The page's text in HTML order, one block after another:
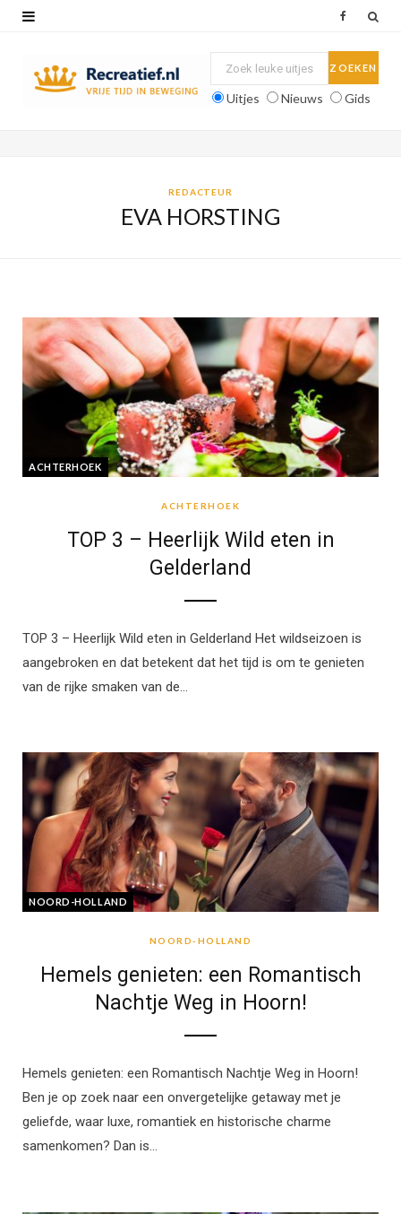
Uitjes Nieuws Gids
REDACTEUR
EVA HORSTING
ACHTERHOEK
ACHTERHOEK
TOP 3 – Heerlijk Wild eten in
Gelderland
TOP 3 – Heerlijk Wild eten in Gelderland Het wildseizoen is
aangebroken en dat betekent dat het tijd is om te genieten
van de rijke smaken van de…
NOORD-HOLLAND
NOORD-HOLLAND
Hemels genieten: een Romantisch
Nachtje Weg in Hoorn!
Hemels genieten: een Romantisch Nachtje Weg in Hoorn!
Ben je op zoek naar een onvergetelijke getaway met je
geliefde, waar luxe, romantiek en historische charme
samenkomen? Dan is…